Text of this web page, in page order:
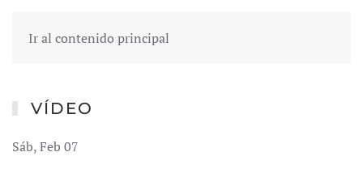
Ir al contenido principal
VÍDEO
Sáb, Feb 07